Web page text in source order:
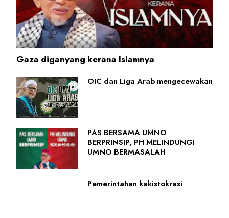
Gaza diganyang kerana Islamnya
OIC dan Liga Arab mengecewakan
PAS BERSAMA UMNO
BERPRINSIP, PH MELINDUNGI
UMNO BERMASALAH
Pemerintahan kakistokrasi